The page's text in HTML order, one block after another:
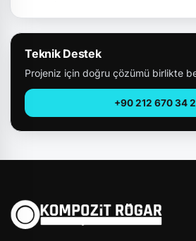
Teknik Destek
Projeniz için doğru çözümü birlikte
+90 212 670 34